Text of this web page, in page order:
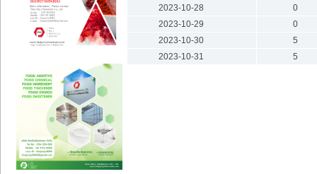
2023-10-28
0
2023-10-29
0
2023-10-30
5
2023-10-31
5